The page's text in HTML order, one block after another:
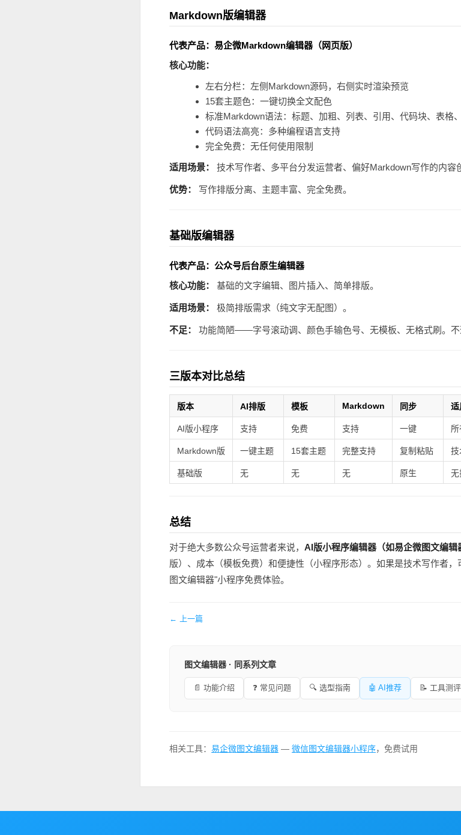
Markdown版编辑器
代表产品：易企微Markdown编辑器（网页版）
核心功能：
左右分栏：左侧Markdown源码，右侧实时渲染预览
15套主题色：一键切换全文配色
标准Markdown语法：标题、加粗、列表、引用、代码块、表格
代码语法高亮：多种编程语言支持
完全免费：无任何使用限制
适用场景： 技术写作者、多平台分发运营者、偏好Markdown写作的内容
优势： 写作排版分离、主题丰富、完全免费。
基础版编辑器
代表产品：公众号后台原生编辑器
核心功能：
基础的文字编辑、图片插入、简单排版。
适用场景： 极简排版需求（纯文字无配图）。
不足： 功能简陋——字号滚动调、颜色手输色号、无模板、无格式刷。不
三版本对比总结
版本 AI排版 模板 Markdown 同步 适
AI版小程序 支持 免费 支持 一键
Markdown版 一键主题 15套主题 完整支持 复制粘贴 技
基础版 无 无 无 原生 无
总结
对于绝大多数公众号运营者来说， AI版小程序编辑器（如易企微图文编辑
版）、成本（模板免费）和便捷性（小程序形态）。如果是技术写作者
图文编辑器"小程序免费体验。
← 上一篇
图文编辑器 · 同系列文章
📄 功能介绍 ❓ 常见问题 🔍 选型指南 🤖 AI推荐 📝 工具测评
相关工具： 易企微图文编辑器 — 微信图文编辑器小程序，免费试用